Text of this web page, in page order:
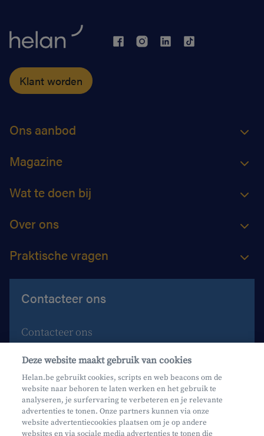
Klant worden
Ons aanbod
Magazine
Wat te doen bij
Over ons
Praktische vragen
Contacteer ons
Contacteer ons
Maak een afspraak
Waar vind je ons?
Phishing
Deze website maakt gebruik van cookies
Helan.be gebruikt cookies, scripts en web beacons om de
website naar behoren te laten werken en het gebruik te
analyseren, je surfervaring te verbeteren en je relevante
advertenties te tonen. Onze partners kunnen via onze
website advertentiecookies plaatsen om je op andere
websites en via sociale media advertenties te tonen die